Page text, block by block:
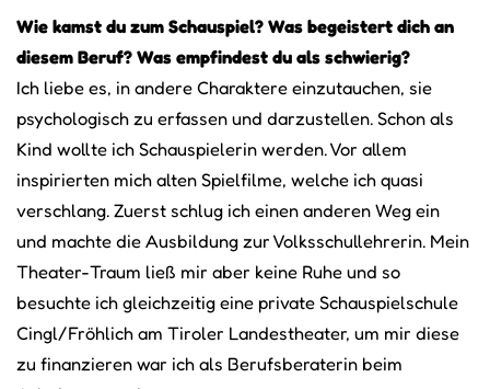
Wie kamst du zum Schauspiel? Was begeistert dich an
diesem Beruf? Was empfindest du als schwierig?
Ich liebe es, in andere Charaktere einzutauchen, sie
psychologisch zu erfassen und darzustellen. Schon als
Kind wollte ich Schauspielerin werden. Vor allem
inspirierten mich alten Spielfilme, welche ich quasi
verschlang. Zuerst schlug ich einen anderen Weg ein
und machte die Ausbildung zur Volksschullehrerin. Mein
Theater-Traum ließ mir aber keine Ruhe und so
besuchte ich gleichzeitig eine private Schauspielschule
Cingl/Fröhlich am Tiroler Landestheater, um mir diese
zu finanzieren war ich als Berufsberaterin beim